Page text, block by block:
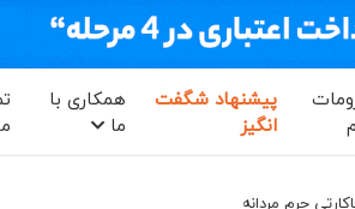
پیشنهاد شگفت
انگیز
همکاری با
ما
چرم مردانه